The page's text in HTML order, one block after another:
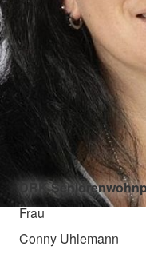
DRK
Frau
Conny Uhlemann